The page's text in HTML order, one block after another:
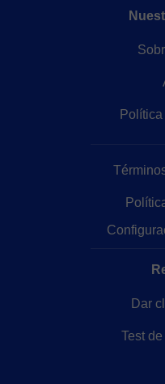
Dar
Test